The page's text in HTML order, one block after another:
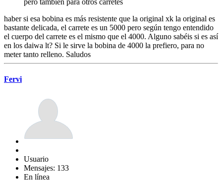
pero también para otros carretes
haber si esa bobina es más resistente que la original xk la original es
bastante delicada, el carrete es un 5000 pero según tengo entendido
el cuerpo del carrete es el mismo que el 4000. Alguno sabéis si es así
en los daiwa lt? Si le sirve la bobina de 4000 la prefiero, para no
meter tanto relleno. Saludos
Fervi
Usuario
Mensajes: 133
En línea